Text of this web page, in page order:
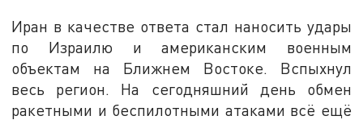
Иран в качестве ответа стал наносить удары
по Израилю и американским военным
объектам на Ближнем Востоке. Вспыхнул
весь регион. На сегодняшний день обмен
ракетными и беспилотными атаками всё ещё